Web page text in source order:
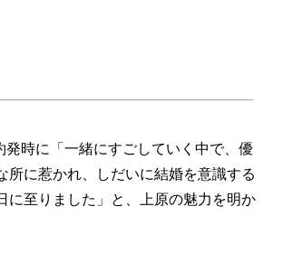
時に「一緒にすごしていく中で、優
所に惹かれ、しだいに結婚を意識する
に至りました」と、上原の魅力を明か